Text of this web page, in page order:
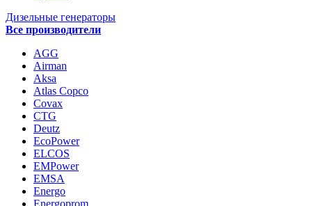
Дизельные генераторы
Все производители
AGG
Airman
Aksa
Atlas Copco
Covax
CTG
Deutz
EcoPower
ELCOS
EMPower
EMSA
Energo
Energoprom